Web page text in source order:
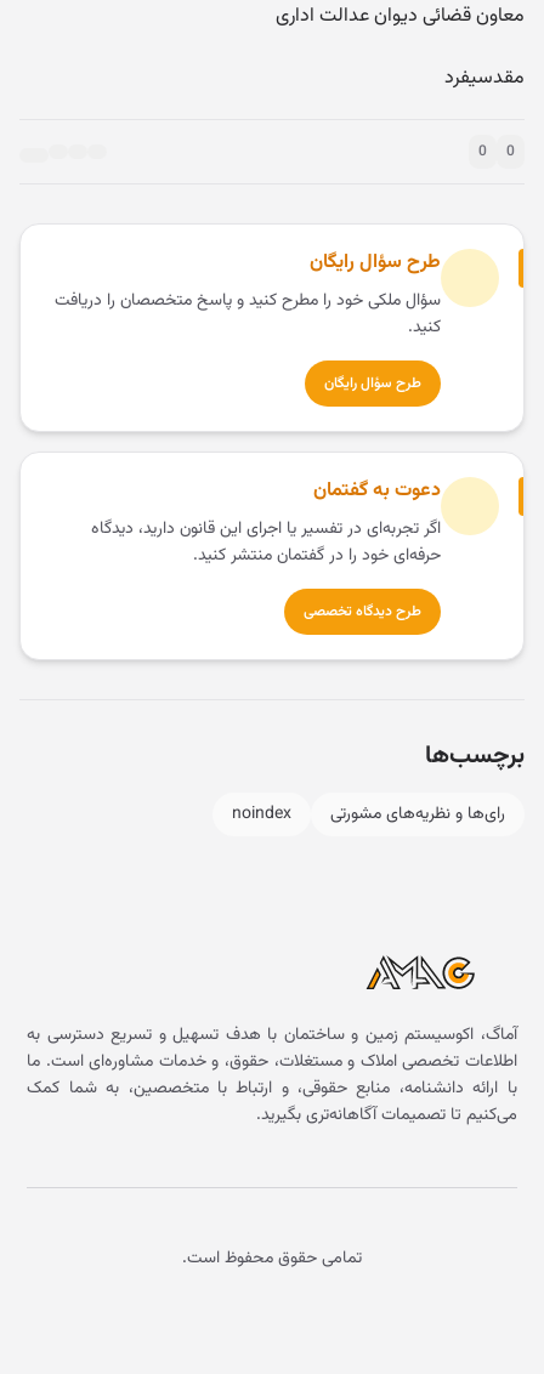
معاون قضائی دیوان عدالت اداری
مقدسی‎فرد
0
0
طرح سؤال رایگان
سؤال ملکی خود را مطرح کنید و پاسخ متخصصان را دریافت
کنید.
طرح سؤال رایگان
دعوت به گفتمان
اگر تجربه‌ای در تفسیر یا اجرای این قانون دارید، دیدگاه
حرفه‌ای خود را در گفتمان منتشر کنید.
طرح دیدگاه تخصصی
برچسب‌ها
رای‌ها و نظریه‌های مشورتی noindex
آماگ، اکوسیستم زمین و ساختمان با هدف تسهیل و تسریع دسترسی به
اطلاعات تخصصی املاک و مستغلات، حقوق، و خدمات مشاوره‌ای است. ما
با ارائه دانشنامه، منابع حقوقی، و ارتباط با متخصصین، به شما کمک
می‌کنیم تا تصمیمات آگاهانه‌تری بگیرید.
تمامی حقوق محفوظ است.